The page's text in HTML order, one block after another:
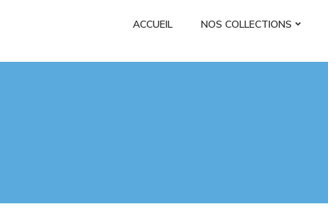
ACCUEIL NOS COLLECTIONS